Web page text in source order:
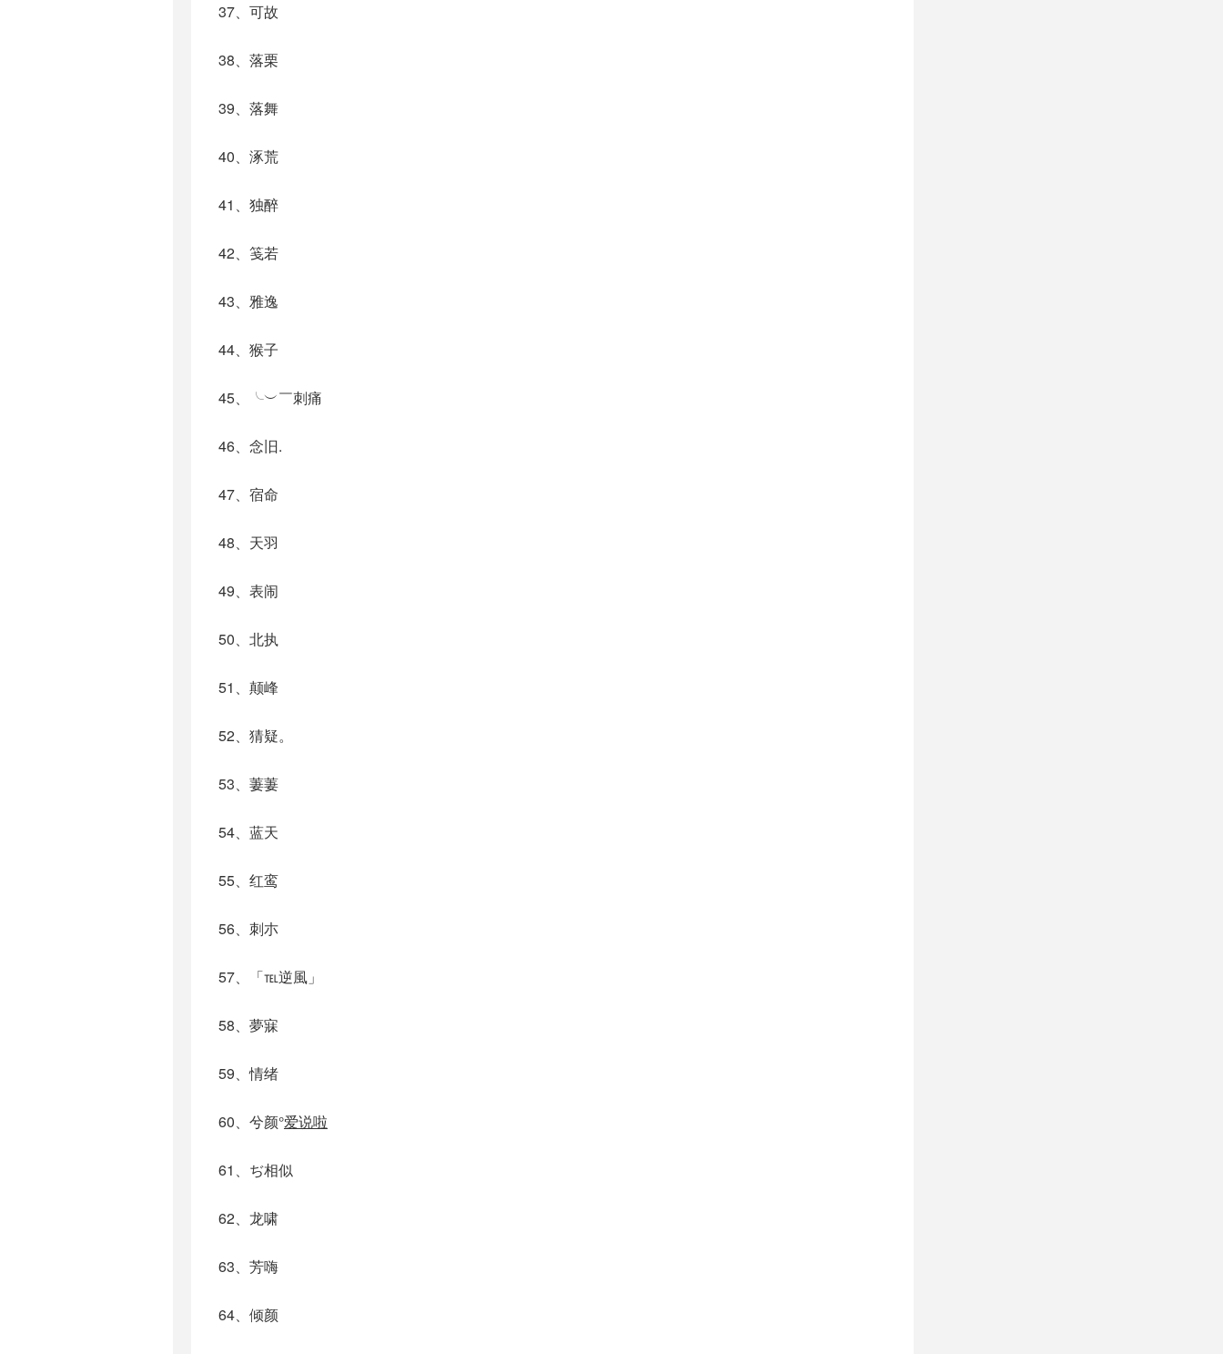
37、可故
38、落栗
39、落舞
40、涿荒
41、独醉
42、笺若
43、雅逸
44、猴子
45、╰︶￣刺痛
46、念旧.
47、宿命
48、天羽
49、表闹
50、北执
51、颠峰
52、猜疑。
53、萋萋
54、蓝天
55、红鸾
56、刺朩
57、「℡逆風」
58、夢寐
59、情绪
60、兮颜°爱说啦
61、ぢ相似
62、龙啸
63、芳嗨
64、倾颜